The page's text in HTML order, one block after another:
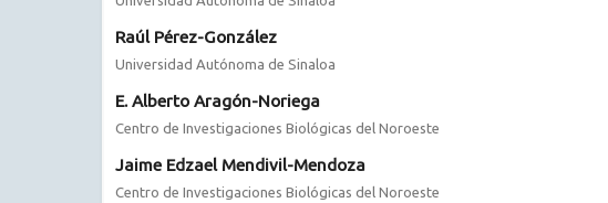
Raúl Pérez-González
Universidad Autónoma de Sinaloa
E. Alberto Aragón-Noriega
Centro de Investigaciones Biológicas del Noroeste
Jaime Edzael Mendivil-Mendoza
Centro de Investigaciones Biológicas del Noroeste